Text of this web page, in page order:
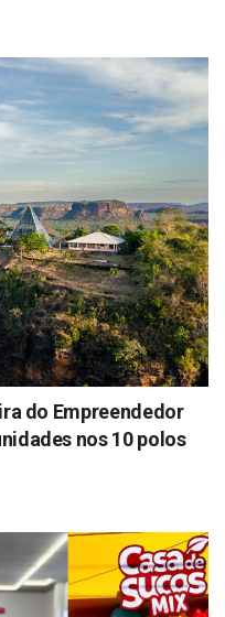
do Empreendedor
nos 10 polos